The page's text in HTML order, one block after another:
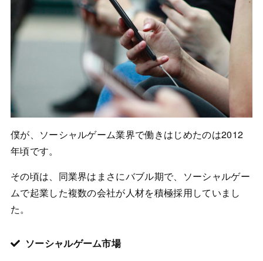
僕が、ソーシャルゲーム業界で働きはじめたのは2012
年頃です。
その頃は、同業界はまさにバブル期で、ソーシャルゲー
ムで起業した複数の会社が人材を積極採用していまし
た。
ソーシャルゲーム市場